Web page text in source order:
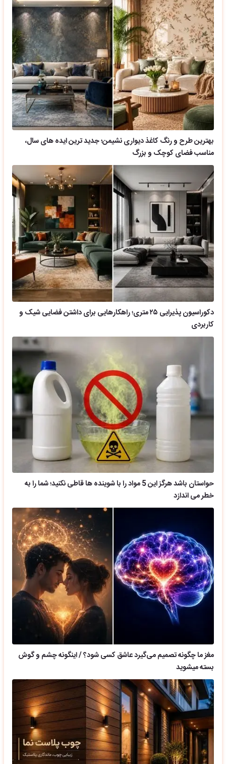
بهترین طرح و رنگ کاغذ دیواری نشیمن؛ جدید ترین ایده های سال،
مناسب فضای کوچک و بزرگ
دکوراسیون پذیرایی ۲۵ متری؛ راهکارهایی برای داشتن فضایی شیک و
کاربردی
حواستان باشد هرگز این 5 مواد را با شوینده ها قاطی نکنید؛ شما را به
خطر می اندازد
مغز ما چگونه تصمیم می‌گیرد عاشق کسی شود؟ / اینگونه چشم و گوش
بسته میشوید